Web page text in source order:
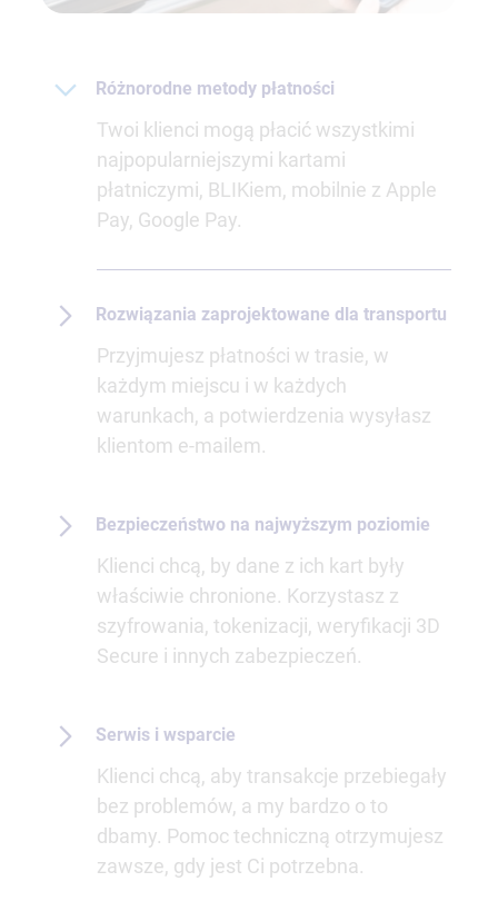
Różnorodne metody płatności
Twoi klienci mogą płacić wszystkimi
najpopularniejszymi kartami
płatniczymi, BLIKiem, mobilnie z Apple
Pay, Google Pay.
Rozwiązania zaprojektowane dla transportu
Przyjmujesz płatności w trasie, w
każdym miejscu i w każdych
warunkach, a potwierdzenia wysyłasz
klientom e-mailem.
Bezpieczeństwo na najwyższym poziomie
Klienci chcą, by dane z ich kart były
właściwie chronione. Korzystasz z
szyfrowania, tokenizacji, weryfikacji 3D
Secure i innych zabezpieczeń.
Serwis i wsparcie
Klienci chcą, aby transakcje przebiegały
bez problemów, a my bardzo o to
dbamy. Pomoc techniczną otrzymujesz
zawsze, gdy jest Ci potrzebna.